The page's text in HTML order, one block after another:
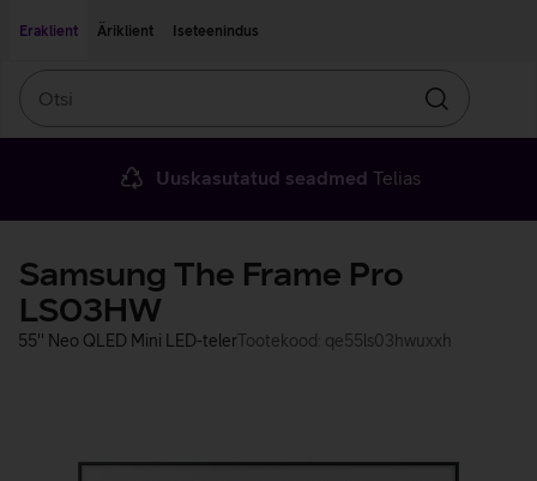
Eraklient
Äriklient Iseteenindus
Otsin
Uuskasutatud seadmed Telias
Samsung The Frame Pro
LS03HW
55'' Neo QLED Mini LED-telerTootekood: qe55ls03hwuxxh